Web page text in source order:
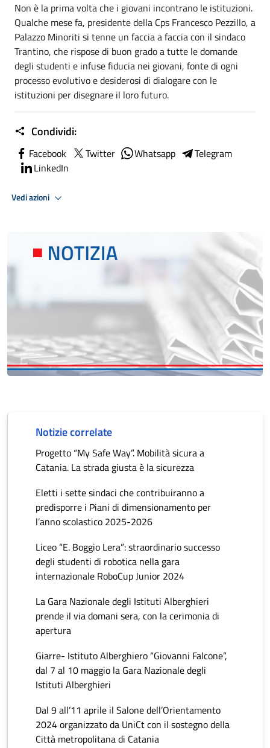
Non è la prima volta che i giovani incontrano le istituzioni.
Qualche mese fa, presidente della Cps Francesco Pezzillo, a
Palazzo Minoriti si tenne un faccia a faccia con il sindaco
Trantino, che rispose di buon grado a tutte le domande
degli studenti e infuse fiducia nei giovani, fonte di ogni
processo evolutivo e desiderosi di dialogare con le
istituzioni per disegnare il loro futuro.
Condividi:
Facebook Twitter Whatsapp
Telegram
LinkedIn
Vedi azioni
Notizie correlate
Progetto “My Safe Way”. Mobilità sicura a
Catania. La strada giusta è la sicurezza
Eletti i sette sindaci che contribuiranno a
predisporre i Piani di dimensionamento per
l’anno scolastico 2025-2026
Liceo “E. Boggio Lera”: straordinario successo
degli studenti di robotica nella gara
internazionale RoboCup Junior 2024
La Gara Nazionale degli Istituti Alberghieri
prende il via domani sera, con la cerimonia di
apertura
Giarre- Istituto Alberghiero “Giovanni Falcone”,
dal 7 al 10 maggio la Gara Nazionale degli
Istituti Alberghieri
Dal 9 all’11 aprile il Salone dell’Orientamento
2024 organizzato da UniCt con il sostegno della
Città metropolitana di Catania